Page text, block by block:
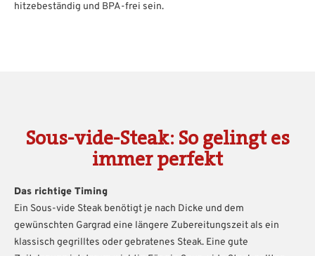
hitzebeständig und BPA-frei sein.
Sous-vide-Steak: So gelingt es
immer perfekt
Das richtige Timing
Ein Sous-vide Steak benötigt je nach Dicke und dem
gewünschten Gargrad eine längere Zubereitungszeit als ein
klassisch gegrilltes oder gebratenes Steak. Eine gute